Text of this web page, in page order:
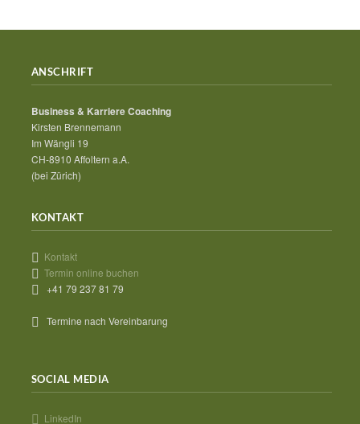
ANSCHRIFT
Business & Karriere Coaching
Kirsten Brennemann
Im Wängli 19
CH-8910 Affoltern a.A.
(bei Zürich)
KONTAKT
Kontakt
Termin online buchen
+41 79 237 81 79
Termine nach Vereinbarung
SOCIAL MEDIA
LinkedIn